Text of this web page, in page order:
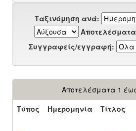
Ταξινόμηση ανά:
Συγγραφείς/εγγραφή:
Αποτελέσματα 1
Τύπος
Ημερομηνία Τίτλος